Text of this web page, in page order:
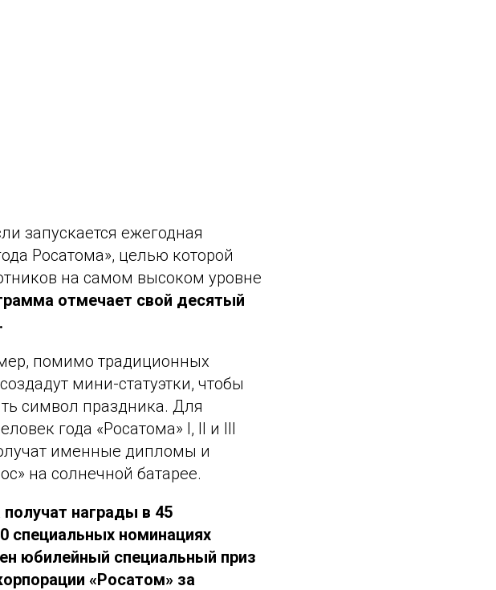
запускается ежегодная
Росатома», целью которой
на самом высоком уровне
отмечает свой десятый
помимо традиционных
мини-статуэтки, чтобы
символ праздника. Для
года «Росатома» I, II и III
именные дипломы и
на солнечной батарее.
награды в 45
специальных номинациях
юбилейный специальный приз
«Росатом» за